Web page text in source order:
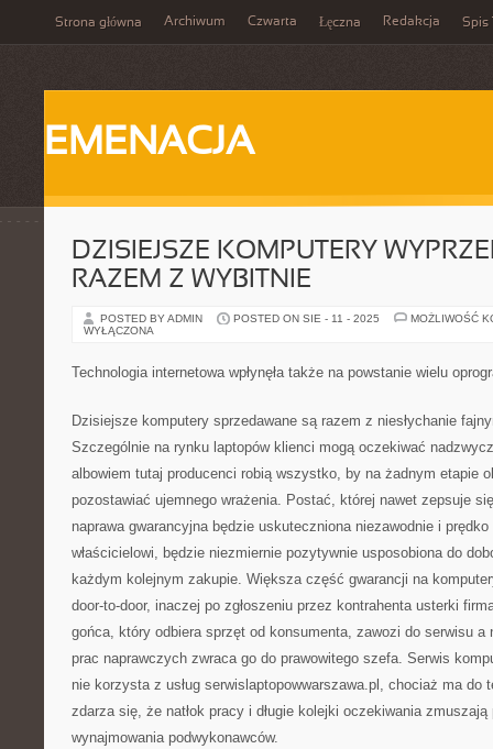
Strona główna Archiwum Czwarta Łęczna Redakcja Spis
EMENACJA
DZISIEJSZE KOMPUTERY
RAZEM Z WYBITNIE
POSTED BY ADMIN POSTED ON SIE - 11 - 2025
MOŻLIWOŚĆ
WYŁĄCZONA
Technologia internetowa wpłynęła także na powstanie wielu
Dzisiejsze komputery sprzedawane są razem z niesłychanie
Szczególnie na rynku laptopów klienci mogą oczekiwać
albowiem tutaj producenci robią wszystko, by na żadnym etapie
pozostawiać ujemnego wrażenia. Postać, której nawet zepsuje
naprawa gwarancyjna będzie uskuteczniona niezawodnie i
właścicielowi, będzie niezmiernie pozytywnie usposobiona do
każdym kolejnym zakupie. Większa część gwarancji na
door-to-door, inaczej po zgłoszeniu przez kontrahenta usterki
gońca, który odbiera sprzęt od konsumenta, zawozi do serwisu a
prac naprawczych zwraca go do prawowitego szefa. Serwis
nie korzysta z usług serwislaptopowwarszawa.pl, chociaż ma do
zdarza się, że natłok pracy i długie kolejki oczekiwania zmuszają
wynajmowania podwykonawców.